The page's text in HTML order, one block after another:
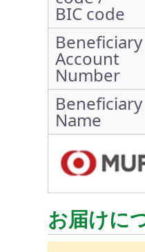
BIC code
Beneficiary
Account
Number
Beneficiary
Name
お届けに